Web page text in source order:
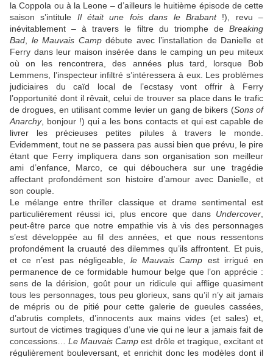
laCoppola ou à la Leone – d’ailleurs le huitième épisode de cette
saison s’intitule Il était une fois dans le Brabant!), revu –
inévitablement – à travers le filtre du triomphe de Breaking
Bad
le Mauvais Campdébute avec l’installation de Danielle et
Ferry dans leur maison insérée dans le camping un peu miteux
où on les rencontrera, des années plus tard, lorsque Bob
Lemmens, l’inspecteur infiltré s’intéressera à eux. Les problèmes
judiciaires du caïd local de l’ecstasy vont offrir à Ferry
l’opportunité dont il rêvait, celui de trouver sa place dans le trafic
de drogues, en utilisant comme levier un gang de bikers (Sons of
Anarchy, bonjour !) qui a les bons contacts et qui est capable de
livrer les précieuses petites pilules à travers le monde.
Evidemment, tout ne se passera pas aussi bien que prévu, le pire
étant que Ferry impliquera dans son organisation son meilleur
ami d’enfance, Marco, ce qui débouchera sur une tragédie
affectant profondément son histoire d’amour avec Danielle, et
son couple.
Le mélange entre thriller classique et drame sentimental est
particulièrement réussi ici, plus encore que dans Undercover
peut-être parce que notre empathie vis à vis des personnages
s’est développée au fil des années, et que nous ressentons
profondément la cruauté des dilemmes qu’ils affrontent. Et puis,
et ce n’est pas négligeable, le Mauvais Camp est irrigué en
permanence de ce formidable humour belge que l’on apprécie :
sens de la dérision, goût pour un ridicule qui afflige quasiment
tous les personnages, tous peu glorieux, sans qu’il n’y ait jamais
de mépris ou de pitié pour cette galerie de gueules cassées,
d’abrutis complets, d’innocents aux mains vides (et sales) et,
surtout de victimes tragiques d’une vie qui ne leur a jamais fait de
concessions…Le Mauvais Camp est drôle et tragique, excitant et
régulièrement bouleversant, et enrichit donc les modèles dont il